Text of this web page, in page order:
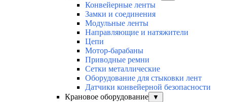
Конвейерные ленты
Замки и соединения
Модульные ленты
Направляющие и натяжители
Цепи
Мотор-барабаны
Приводные ремни
Сетки металлические
Оборудование для стыковки лент
Датчики конвейерной безопасности
Крановое оборудование
▼